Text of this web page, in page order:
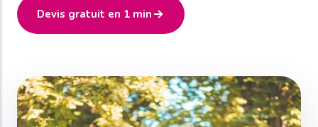
Devis gratuit en 1 min